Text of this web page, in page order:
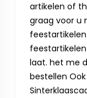
artikelen of
graag voor u
laat. het me
bestellen